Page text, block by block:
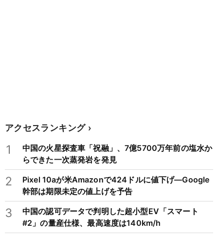
アクセスランキング
1
中国の火星探査車「祝融」、7億5700万年前の塩水か
らできた一次蒸発岩を発見
2
Pixel 10aが米Amazonで424ドルに値下げ―Google
幹部は期限未定の値上げを予告
3
中国の認可データで判明した超小型EV「スマート
#2」の量産仕様、最高速度は140km/h